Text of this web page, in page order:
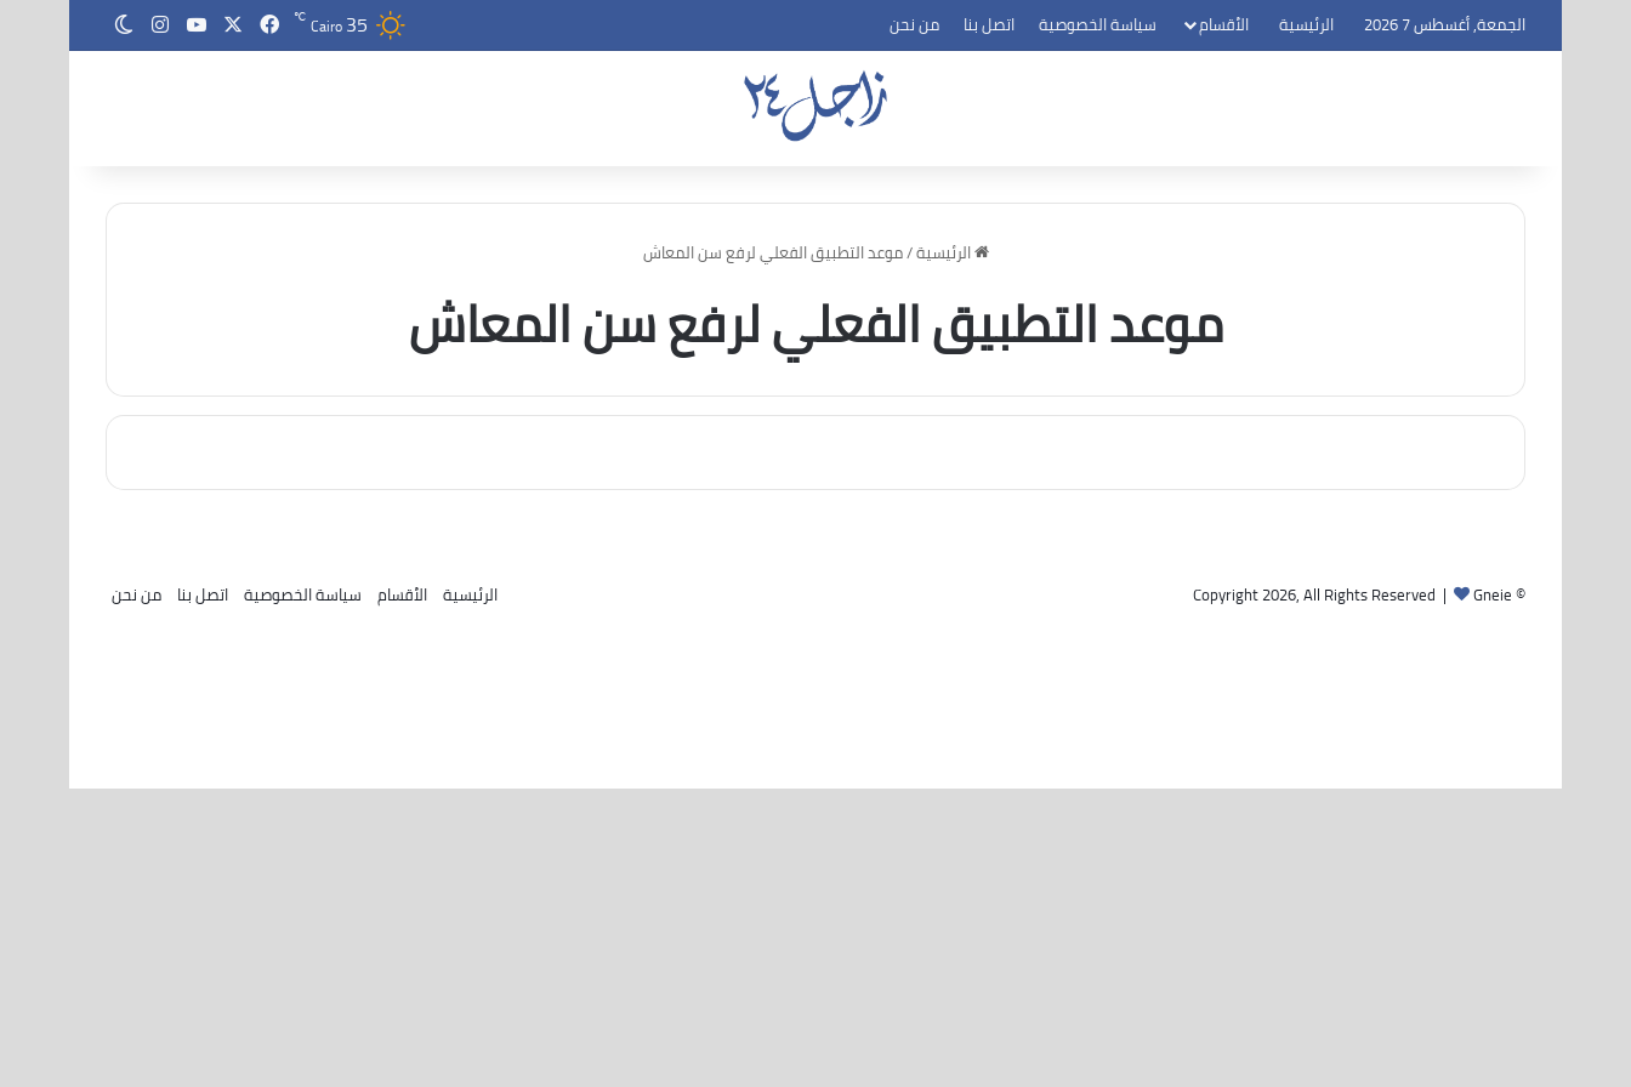
الجمعة, أغسطس 7 2026 الرئيسية الأقسام سياسة الخصوصية اتصل بنا من نحن Cairo35
℃ فيسبوك ‫YouTubeانستقرام
الرئيسية/موعد التطبيق الفعلي لرفع سن المعاش
موعد التطبيق الفعلي لرفع سن المعاش
© Copyright 2026, All Rights Reserved |
Gneie الرئيسية الأقسام سياسة الخصوصية اتصل بنا من نحن